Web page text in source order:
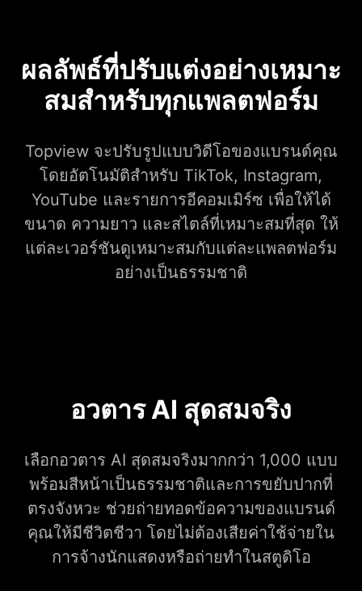
ผลลัพธ์ที่ปรับแต่งอย่างเหมาะ
สมสำหรับทุกแพลตฟอร์ม
Topview จะปรับรูปแบบวิดีโอของแบรนด์คุณ
โดยอัตโนมัติสำหรับ TikTok, Instagram,
YouTube และรายการอีคอมเมิร์ซ เพื่อให้ได้
ขนาด ความยาว และสไตล์ที่เหมาะสมที่สุด ให้
แต่ละเวอร์ชันดูเหมาะสมกับแต่ละแพลตฟอร์ม
อย่างเป็นธรรมชาติ
อวตาร AI สุดสมจริง
เลือกอวตาร AI สุดสมจริงมากกว่า 1,000 แบบ
พร้อมสีหน้าเป็นธรรมชาติและการขยับปากที่
ตรงจังหวะ ช่วยถ่ายทอดข้อความของแบรนด์
คุณให้มีชีวิตชีวา โดยไม่ต้องเสียค่าใช้จ่ายใน
การจ้างนักแสดงหรือถ่ายทำในสตูดิโอ